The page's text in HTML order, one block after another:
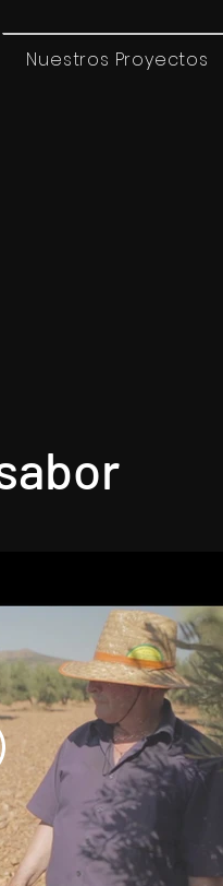
Nuestros Proyectos